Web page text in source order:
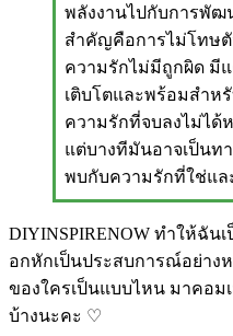
พลังงานไปกับการพัฒ
สำคัญคือการไม่โทษตั
ความรักไม่มีถูกผิด มีแ
เติบโตและพร้อมสำห
ความรักที่จบลงไม่ได้
แต่บางทีมันอาจเป็นทา
พบกับความรักที่ใช่แ
DIYINSPIRENOW ทำให้ฉัน
อกหักเป็นประสบการณ์อย่าง
ของใครเป็นแบบไหน มาคอม
บ้างนะคะ ♡